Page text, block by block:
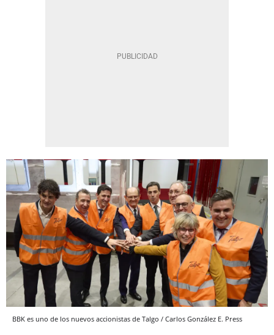
BBK es uno de los nuevos accionistas de Talgo / Carlos González E. Press